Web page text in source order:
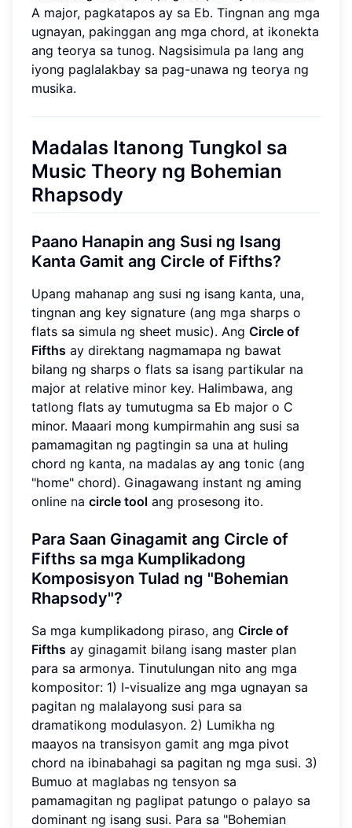
A major, pagkatapos ay sa Eb. Tingnan ang mga
ugnayan, pakinggan ang mga chord, at ikonekta
ang teorya sa tunog. Nagsisimula pa lang ang
iyong paglalakbay sa pag-unawa ng teorya ng
musika.
Madalas Itanong Tungkol sa
Music Theory ng Bohemian
Rhapsody
Paano Hanapin ang Susi ng Isang
Kanta Gamit ang Circle of Fifths?
Upang mahanap ang susi ng isang kanta, una,
tingnan ang key signature (ang mga sharps o
flats sa simula ng sheet music). Ang Circle of
Fifths ay direktang nagmamapa ng bawat
bilang ng sharps o flats sa isang partikular na
major at relative minor key. Halimbawa, ang
tatlong flats ay tumutugma sa Eb major o C
minor. Maaari mong kumpirmahin ang susi sa
pamamagitan ng pagtingin sa una at huling
chord ng kanta, na madalas ay ang tonic (ang
"home" chord). Ginagawang instant ng aming
online na circle tool ang prosesong ito.
Para Saan Ginagamit ang Circle of
Fifths sa mga Kumplikadong
Komposisyon Tulad ng "Bohemian
Rhapsody"?
Sa mga kumplikadong piraso, ang Circle of
Fifths ay ginagamit bilang isang master plan
para sa armonya. Tinutulungan nito ang mga
kompositor: 1) I-visualize ang mga ugnayan sa
pagitan ng malalayong susi para sa
dramatikong modulasyon. 2) Lumikha ng
maayos na transisyon gamit ang mga pivot
chord na ibinabahagi sa pagitan ng mga susi. 3)
Bumuo at maglabas ng tensyon sa
pamamagitan ng paglipat patungo o palayo sa
dominant ng isang susi. Para sa "Bohemian